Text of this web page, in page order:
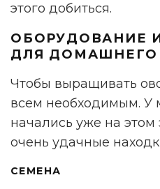
этого добиться.
ОБОРУДОВАНИЕ
ДЛЯ ДОМАШНЕГО
Чтобы выращивать
всем необходимым. У
начались уже на этом
очень удачные
СЕМЕНА